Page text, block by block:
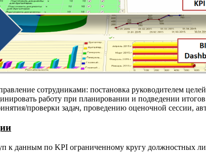
сотрудниками: постановка руководителем
работу при планировании и подведении
проверки задач, проведению оценочной сессии,
данным по KPI ограниченному кругу должностных